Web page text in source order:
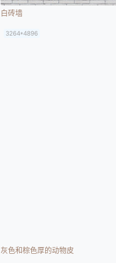
白砖墙
灰色和棕色厚的动物皮
3264*4896